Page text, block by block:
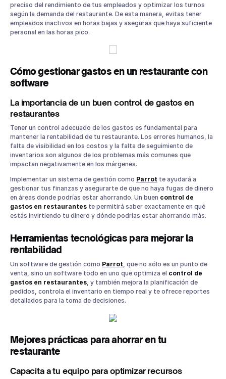
preciso del rendimiento de tus empleados y optimizar los turnos
según la demanda del restaurante. De esta manera, evitas tener
empleados inactivos en horas bajas y aseguras que haya suficiente
personal en las horas pico.
Cómo gestionar gastos en un restaurante con
software
La importancia de un buen control de gastos en
restaurantes
Tener un control adecuado de los gastos es fundamental para
mantener la rentabilidad de tu restaurante. Los errores humanos, la
falta de visibilidad en los costos y la falta de seguimiento de
inventarios son algunos de los problemas más comunes que
impactan negativamente en los márgenes.
Implementar un sistema de gestión como Parrot te ayudará a
gestionar tus finanzas y asegurarte de que no haya fugas de dinero
en áreas donde podrías estar ahorrando. Un buen control de
gastos en restaurantes te permitirá saber exactamente en qué
estás invirtiendo tu dinero y dónde podrías estar ahorrando más.
Herramientas tecnológicas para mejorar la
rentabilidad
Un software de gestión como Parrot , que no sólo es un punto de
venta, sino un software todo en uno que optimiza el control de
gastos en restaurantes , y también mejora la planificación de
pedidos, controla el inventario en tiempo real y te ofrece reportes
detallados para la toma de decisiones.
Mejores prácticas para ahorrar en tu
restaurante
Capacita a tu equipo para optimizar recursos